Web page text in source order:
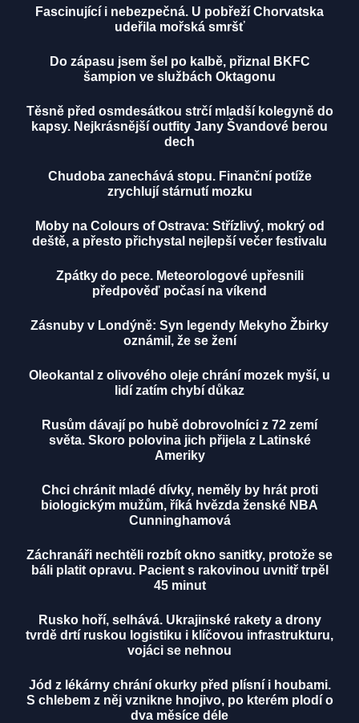
Fascinující i nebezpečná. U pobřeží Chorvatska
udeřila mořská smršť
Do zápasu jsem šel po kalbě, přiznal BKFC
šampion ve službách Oktagonu
Těsně před osmdesátkou strčí mladší kolegyně do
kapsy. Nejkrásnější outfity Jany Švandové berou
dech
Chudoba zanechává stopu. Finanční potíže
zrychlují stárnutí mozku
Moby na Colours of Ostrava: Střízlivý, mokrý od
deště, a přesto přichystal nejlepší večer festivalu
Zpátky do pece. Meteorologové upřesnili
předpověď počasí na víkend
Zásnuby v Londýně: Syn legendy Mekyho Žbirky
oznámil, že se žení
Oleokantal z olivového oleje chrání mozek myší, u
lidí zatím chybí důkaz
Rusům dávají po hubě dobrovolníci z 72 zemí
světa. Skoro polovina jich přijela z Latinské
Ameriky
Chci chránit mladé dívky, neměly by hrát proti
biologickým mužům, říká hvězda ženské NBA
Cunninghamová
Záchranáři nechtěli rozbít okno sanitky, protože se
báli platit opravu. Pacient s rakovinou uvnitř trpěl
45 minut
Rusko hoří, selhává. Ukrajinské rakety a drony
tvrdě drtí ruskou logistiku i klíčovou infrastrukturu,
vojáci se nehnou
Jód z lékárny chrání okurky před plísní i houbami.
S chlebem z něj vznikne hnojivo, po kterém plodí o
dva měsíce déle